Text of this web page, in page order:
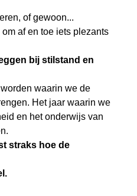
of gewoon...
af en toe iets plezants
bij stilstand en
waarin we de
Het jaar waarin we
en het onderwijs van
straks hoe de